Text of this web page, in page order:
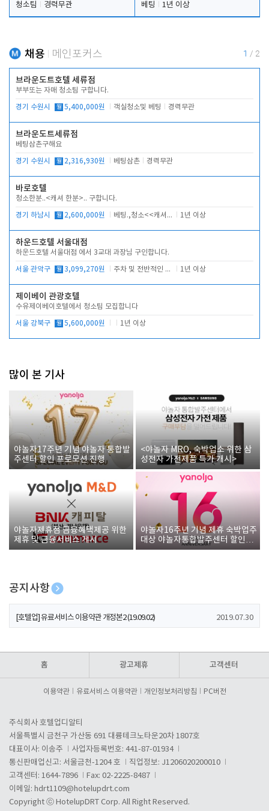
청소팀
경력무관
베팅
1년 이상
채용 메인포커스 1 / 2
브라운도트호텔 세류점
부부또는 자매 청소팀 구합니다.
경기 수원시 월 5,400,000원 객실청소및 베팅 경력무관
브라운도트세류점
베팅삼촌구해요
경기 수원시 월 2,316,930원 베팅삼촌 경력무관
바로호텔
청소한분..<캐셔 한분>.. 구합니다.
경기 하남시 월 2,600,000원 베팅.,청소<<캐셔 모셔봅니다. 1년 이상
하운드호텔 서울대점
하운드호텔 서울대점 에서 3교대 과장님 구인합니다.
서울 관악구 월 3,099,270원 주차 및 전반적인 당번업무 1년 이상
제이베이 관광호텔
수유제이베이호텔에서 청소팀 모집합니다
서울 강북구 월 5,600,000원 1년 이상
많이 본 기사
야놀자17주년 기념 야놀자 통합발
주센터 할인 프로모션 진행
<야놀자 MRO, 숙박업소 위한 삼
성전자 가전제품 특가 개시>
야놀자제휴점 금융혜택제공 위한
제휴 및 금융서비스 게시
야놀자16주년 기념 제휴 숙박업주
대상 야놀자통합발주센터 할인쿠
폰 증정
공지사항
[호텔업] 개인정보 처리방침 개정본1 (19.09.02)
[호텔업] 유료서비스 이용약관 개정본2 (19.09.02) 2019.07.30
홈 광고제휴 고객센터
이용약관 유료서비스 이용약관 개인정보처리방침 PC버전
주식회사 호텔업디알티
서울특별시 금천구 가산동 691 대륭테크노타운20차 1807호
대표이사: 이송주
사업자등록번호: 441-87-01934
통신판매업신고: 서울금천-1204 호
직업정보: J1206020200010
고객센터: 1644-7896
Fax: 02-2225-8487
이메일: hdrt1109@hotelupdrt.com
Copyright ⓒ HotelupDRT Corp. All Right Reserved.